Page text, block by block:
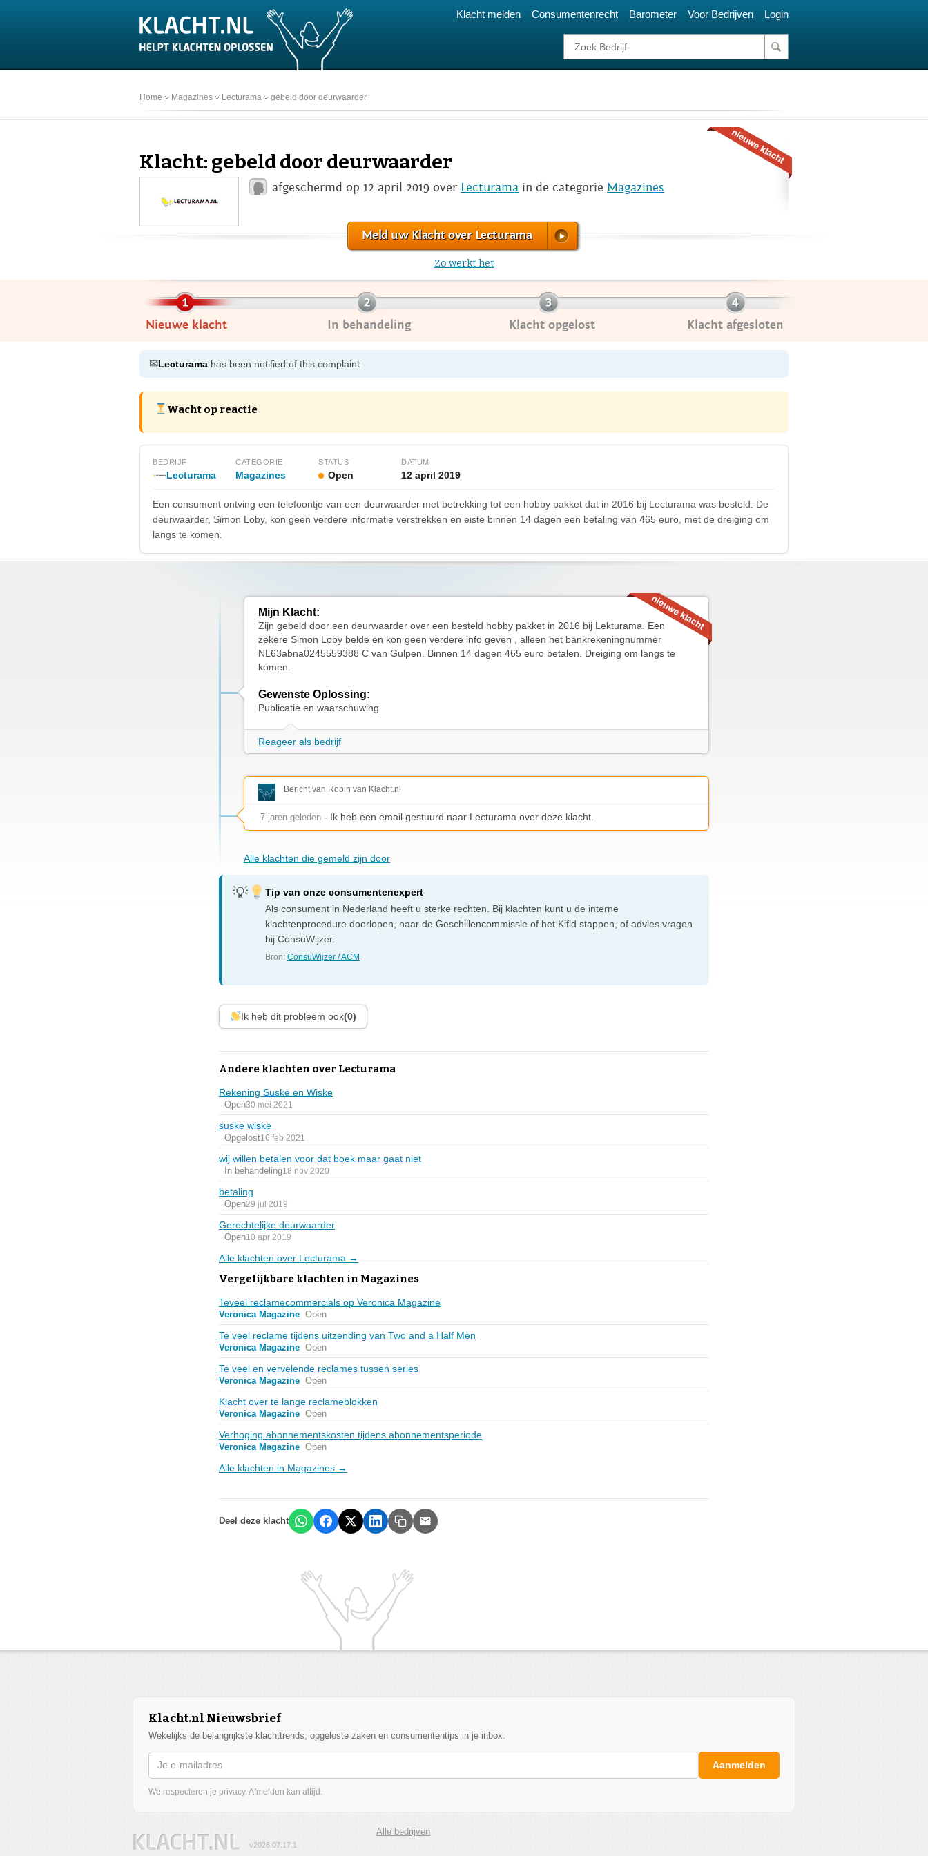
Klacht melden Consumentenrecht Barometer Voor Bedrijven Login
Home Magazines Lecturama gebeld door deurwaarder
Klacht: gebeld door deurwaarder
afgeschermd op 12 april 2019 over Lecturama in de categorie Magazines
Meld uw Klacht over Lecturama
Zo werkt het
Nieuwe klacht In behandeling Klacht opgelost Klacht afgesloten
✉Lecturama has been notified of this complaint
Wacht op reactie
BEDRIJF
Lecturama
CATEGORIE
Magazines
STATUS
Open
DATUM
12 april 2019
Een consument ontving een telefoontje van een deurwaarder met betrekking tot een hobby pakket dat in 2016 bij Lecturama was besteld. De
deurwaarder, Simon Loby, kon geen verdere informatie verstrekken en eiste binnen 14 dagen een betaling van 465 euro, met de dreiging om
langs te komen.
Mijn Klacht:
Zijn gebeld door een deurwaarder over een besteld hobby pakket in 2016 bij Lekturama. Een
zekere Simon Loby belde en kon geen verdere info geven , alleen het bankrekeningnummer
NL63abna0245559388 C van Gulpen. Binnen 14 dagen 465 euro betalen. Dreiging om langs te
komen.
Gewenste Oplossing:
Publicatie en waarschuwing
Reageer als bedrijf
Bericht van Robin van Klacht.nl
7 jaren geleden - Ik heb een email gestuurd naar Lecturama over deze klacht.
Alle klachten die gemeld zijn door
Tip van onze consumentenexpert
Als consument in Nederland heeft u sterke rechten. Bij klachten kunt u de interne
klachtenprocedure doorlopen, naar de Geschillencommissie of het Kifid stappen, of advies vragen
bij ConsuWijzer.
Bron:ConsuWijzer / ACM
Ik heb dit probleem ook(0)
Andere klachten over Lecturama
Rekening Suske en Wiske
Open30 mei 2021
suske wiske
Opgelost16 feb 2021
wij willen betalen voor dat boek maar gaat niet
In behandeling18 nov 2020
betaling
Open29 jul 2019
Gerechtelijke deurwaarder
Open10 apr 2019
Alle klachten over Lecturama →
Vergelijkbare klachten in Magazines
Teveel reclamecommercials op Veronica Magazine
Veronica Magazine Open
Te veel reclame tijdens uitzending van Two and a Half Men
Veronica Magazine Open
Te veel en vervelende reclames tussen series
Veronica Magazine Open
Klacht over te lange reclameblokken
Veronica Magazine Open
Verhoging abonnementskosten tijdens abonnementsperiode
Veronica Magazine Open
Alle klachten in Magazines →
Deel deze klacht
Klacht.nl Nieuwsbrief
Wekelijks de belangrijkste klachttrends, opgeloste zaken en consumententips in je inbox.
Aanmelden
We respecteren je privacy. Afmelden kan altijd.
Alle bedrijven
v2026.07.17.1